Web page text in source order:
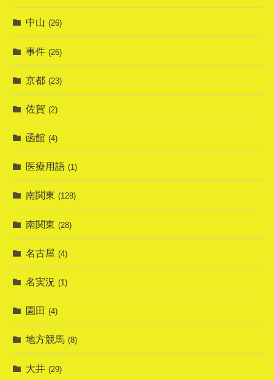
中山 (26)
事件 (26)
京都 (23)
佐賀 (2)
函館 (4)
医療用語 (1)
南関東 (128)
南関東 (28)
名古屋 (4)
名実況 (1)
園田 (4)
地方競馬 (8)
大井 (29)